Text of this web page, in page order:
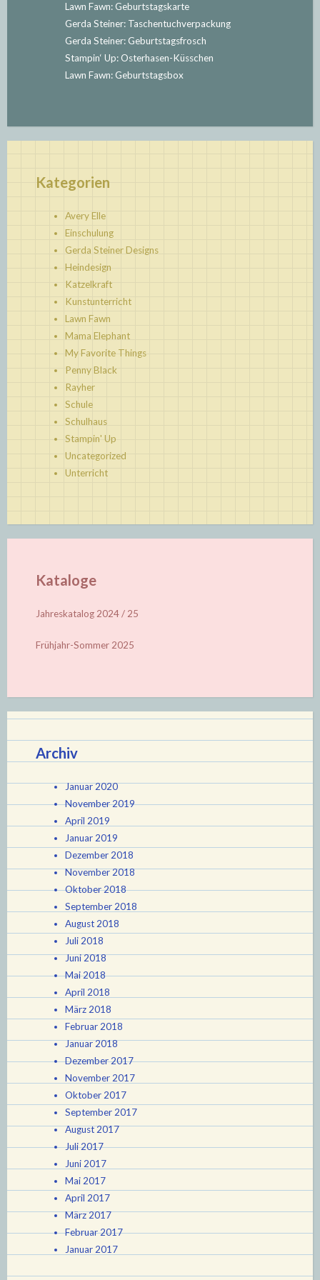
Lawn Fawn: Geburtstagskarte
Gerda Steiner: Taschentuchverpackung
Gerda Steiner: Geburtstagsfrosch
Stampin‘ Up: Osterhasen-Küsschen
Lawn Fawn: Geburtstagsbox
Kategorien
Avery Elle
Einschulung
Gerda Steiner Designs
Heindesign
Katzelkraft
Kunstunterricht
Lawn Fawn
Mama Elephant
My Favorite Things
Penny Black
Rayher
Schule
Schulhaus
Stampin' Up
Uncategorized
Unterricht
Kataloge
Jahreskatalog 2024 / 25
Frühjahr-Sommer 2025
Archiv
Januar 2020
November 2019
April 2019
Januar 2019
Dezember 2018
November 2018
Oktober 2018
September 2018
August 2018
Juli 2018
Juni 2018
Mai 2018
April 2018
März 2018
Februar 2018
Januar 2018
Dezember 2017
November 2017
Oktober 2017
September 2017
August 2017
Juli 2017
Juni 2017
Mai 2017
April 2017
März 2017
Februar 2017
Januar 2017